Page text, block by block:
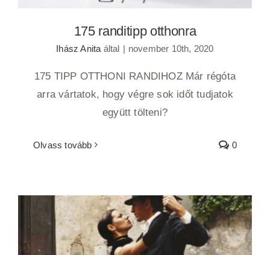
175 randitipp otthonra
Ihász Anita által | november 10th, 2020
175 TIPP OTTHONI RANDIHOZ Már régóta
arra vártatok, hogy végre sok időt tudjatok
együtt tölteni?
Olvass tovább 0